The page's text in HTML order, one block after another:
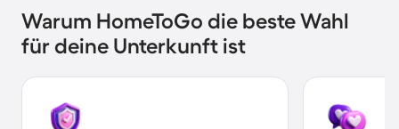
Warum HomeToGo die beste Wahl
für deine Unterkunft ist